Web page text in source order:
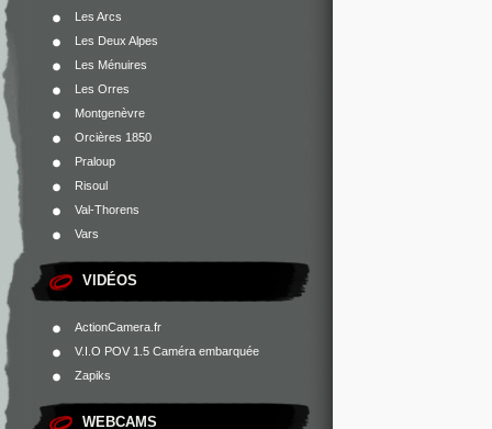
Les Arcs
Les Deux Alpes
Les Ménuires
Les Orres
Montgenèvre
Orcières 1850
Praloup
Risoul
Val-Thorens
Vars
VIDÉOS
ActionCamera.fr
V.I.O POV 1.5 Caméra embarquée
Zapiks
WEBCAMS